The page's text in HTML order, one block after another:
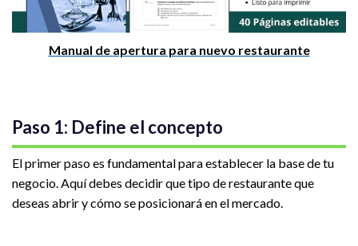
Manual de apertura para nuevo restaurante
Paso 1: Define el concepto
El primer paso es fundamental para establecer la base de tu
negocio. Aquí debes decidir que tipo de restaurante que
deseas abrir y cómo se posicionará en el mercado.